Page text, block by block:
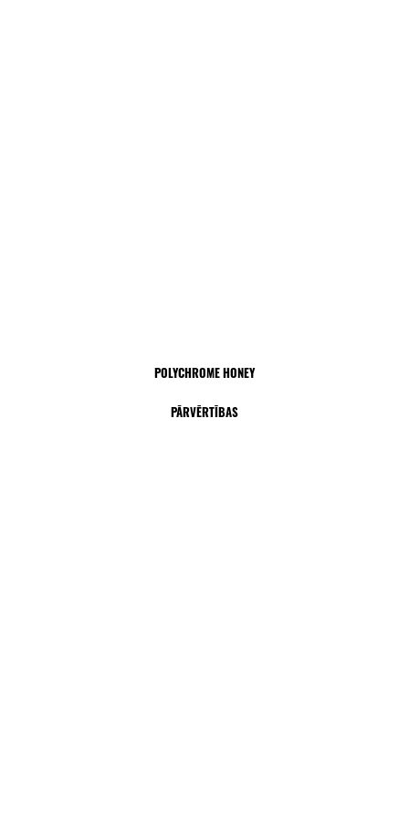
POLYCHROME HONEY
PĀRVĒRTĪBAS